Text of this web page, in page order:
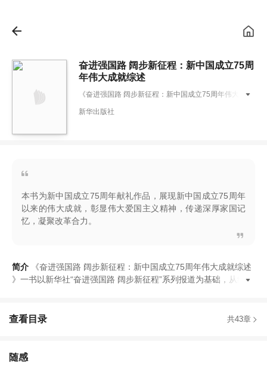
奋进强国路 阔步新征程：新中国成立75周
年伟大成就综述
《奋进强国路 阔步新征程 ： 新中国成立75周年伟大成就
综述
》 编写组
新华出版社
本书为新中国成立75周年献礼作品，展现新中国成立75周年
以来的伟大成就，彰显伟大爱国主义精神，传递深厚家国记
忆，凝聚改革合力。
《奋进强国路 阔步新征程 ： 新中国成立75周年伟大成就综述
》 一书以新华社“奋进强国路 阔步新征程”系列报道为基础 ， 从经济
简介
查看目录 共43章
随感